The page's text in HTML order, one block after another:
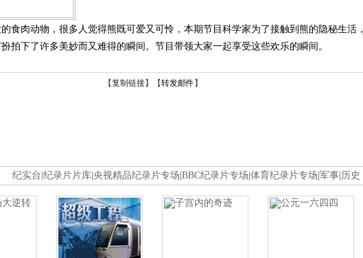
食肉动物，很多人觉得熊既可爱又可怜，本期节目科学家为了接触到熊的隐秘生活，
拍下了许多美妙而又难得的瞬间。节目带领大家一起享受这些欢乐的瞬间。
【复制链接】【转发邮件 】
纪实台 纪录片片库 央视精品纪录片专场 BBC纪录片专场 体育纪录片专场 军事 历史